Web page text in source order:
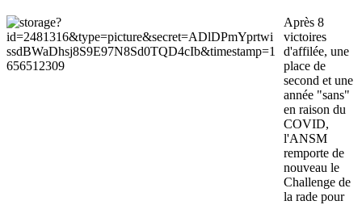
Après 8
victoires
d'affilée, une
place de
second et une
année "sans"
en raison du
COVID,
l'ANSM
remporte de
nouveau le
Challenge de
la rade pour